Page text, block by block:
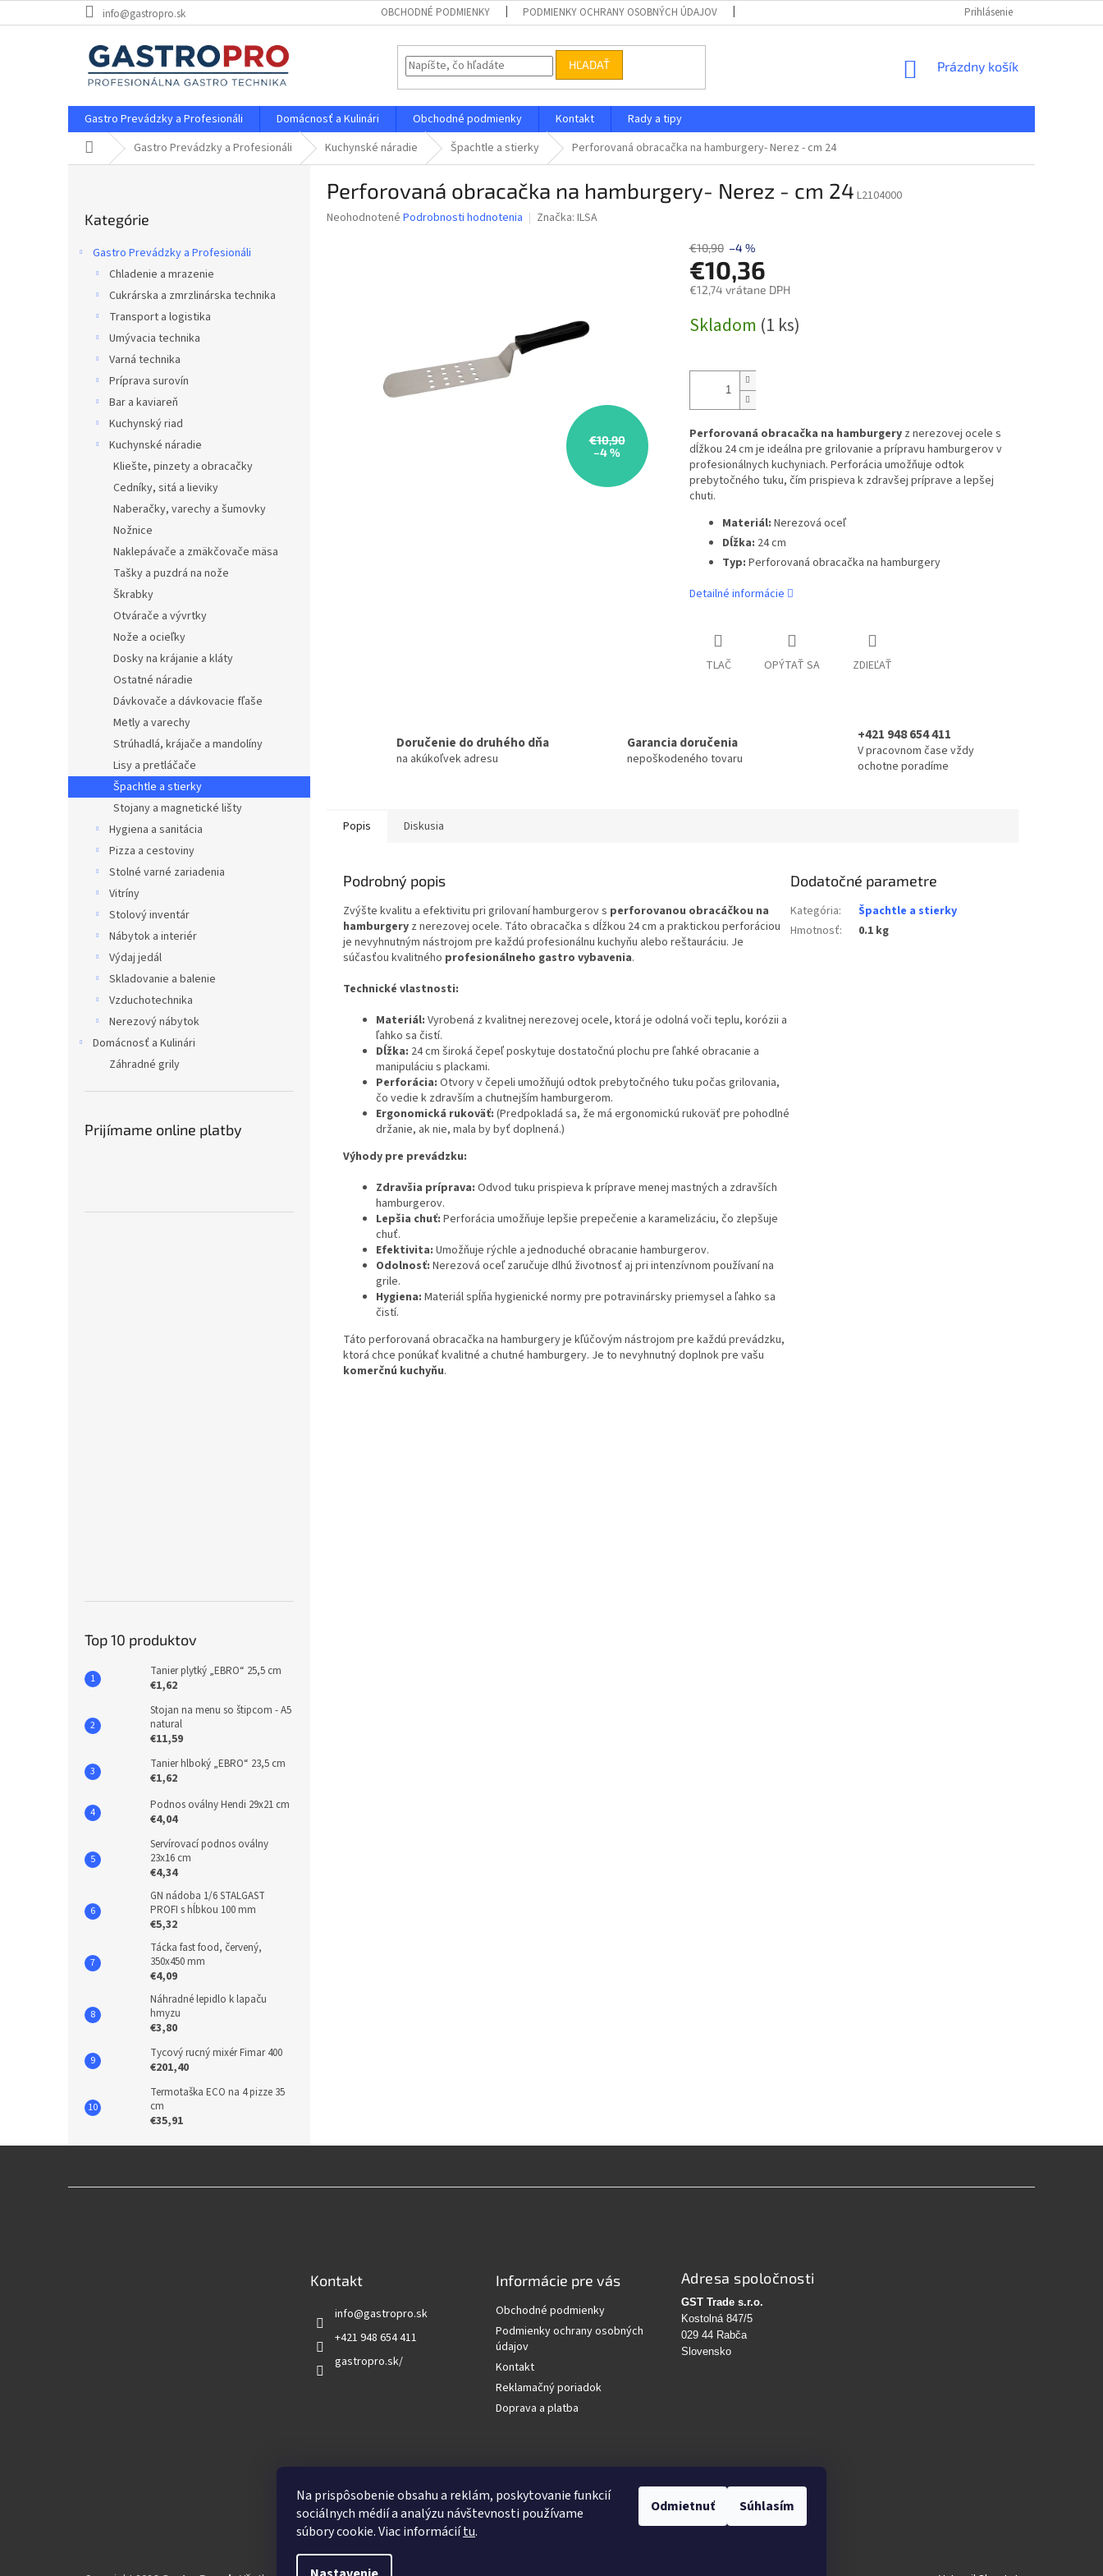
Na prispôsobenie obsahu a reklám, poskytovanie funkcií
sociálnych médií a analýzu návštevnosti používame
súbory cookie. Viac informáciítu.
Odmietnuť Súhlasím
na
info@gastropro.sk OBCHODNÉ PODMIENKY PODMIENKY OCHRANY OSOBNÝCH ÚDAJOV DOPRAVA A PLATBA
Prihlásenie
HĽADAŤ
NÁKUPNÝ
Prázdny košík
Gastro Prevádzky a Profesionáli Domácnosť a Kulinári Obchodné podmienky Kontakt
Rady a tipy
Domov Gastro Prevádzky a Profesionáli Kuchynské náradie Špachtle a stierky Perforovaná obracačka na hamburgery- Nerez - cm 24
kategórie
Kategórie
Gastro Prevádzky a Profesionáli
Chladenie a mrazenie
Cukrárska a zmrzlinárska technika
Transport a logistika
Umývacia technika
Varná technika
Príprava surovín
Bar a kaviareň
Kuchynský riad
Kuchynské náradie
Kliešte, pinzety a obracačky
Cedníky, sitá a lieviky
Naberačky, varechy a šumovky
Nožnice
Naklepávače a zmäkčovače mäsa
Tašky a puzdrá na nože
Škrabky
Otvárače a vývrtky
Nože a ocieľky
Dosky na krájanie a kláty
Ostatné náradie
Dávkovače a dávkovacie fľaše
Metly a varechy
Strúhadlá, krájače a mandolíny
Lisy a pretláčače
Špachtle a stierky
Stojany a magnetické lišty
Hygiena a sanitácia
Pizza a cestoviny
Stolné varné zariadenia
Vitríny
Stolový inventár
Nábytok a interiér
Výdaj jedál
Skladovanie a balenie
Vzduchotechnika
Nerezový nábytok
Domácnosť a Kulinári
Záhradné grily
Prijímame online platby
Top 10 produktov
Tanier plytký „EBRO“ 25,5 cm
€1,62
Stojan na menu so štipcom - A5
natural
€11,59
Tanier hlboký „EBRO“ 23,5 cm
€1,62
Podnos oválny Hendi 29x21 cm
€4,04
Servírovací podnos oválny
23x16 cm
€4,34
GN nádoba 1/6 STALGAST
PROFI s hĺbkou 100 mm
€5,32
Tácka fast food, červený,
350x450 mm
€4,09
Náhradné lepidlo k lapaču
hmyzu
€3,80
Tycový rucný mixér Fimar 400
€201,40
Termotaška ECO na 4 pizze 35
cm
€35,91
Perforovaná obracačka na hamburgery- Nerez - cm 24 L2104000
Priemerné
Neohodnotené Podrobnosti hodnotenia Značka: ILSA
€10,90
–4 %
€10,90 –4 %
€10,36
€12,74 vrátane DPH
cena:
Skladom (1 ks)
Perforovaná obracačka na hamburgeryz nerezovej ocele s
dĺžkou 24 cm je ideálna pre grilovanie a prípravu hamburgerov v
profesionálnych kuchyniach. Perforácia umožňuje odtok
prebytočného tuku, čím prispieva k zdravšej príprave a lepšej
chuti.
Materiál: Nerezová oceľ
Dĺžka: 24 cm
Typ: Perforovaná obracačka na hamburgery
Detailné informácie
TLAČ OPÝTAŤ SA ZDIEĽAŤ
Doručenie do druhého dňa
na akúkoľvek adresu
Garancia doručenia
nepoškodeného tovaru
+421 948 654 411
V pracovnom čase vždy
ochotne poradíme
Popis Diskusia
Podrobný popis
Zvýšte kvalitu a efektivitu pri grilovaní hamburgerov s perforovanou obracáčkou na
hamburgery z nerezovej ocele. Táto obracačka s dĺžkou 24 cm a praktickou perforáciou
je nevyhnutným nástrojom pre každú profesionálnu kuchyňu alebo reštauráciu. Je
súčasťou kvalitného profesionálneho gastro vybavenia.
Technické vlastnosti:
Materiál: Vyrobená z kvalitnej nerezovej ocele, ktorá je odolná voči teplu, korózii a
ľahko sa čistí.
Dĺžka: 24 cm široká čepeľ poskytuje dostatočnú plochu pre ľahké obracanie a
manipuláciu s plackami.
Perforácia: Otvory v čepeli umožňujú odtok prebytočného tuku počas grilovania,
čo vedie k zdravším a chutnejším hamburgerom.
Ergonomická rukoväť: (Predpokladá sa, že má ergonomickú rukoväť pre pohodlné
držanie, ak nie, mala by byť doplnená.)
Výhody pre prevádzku:
Zdravšia príprava: Odvod tuku prispieva k príprave menej mastných a zdravších
hamburgerov.
Lepšia chuť: Perforácia umožňuje lepšie prepečenie a karamelizáciu, čo zlepšuje
chuť.
Efektivita: Umožňuje rýchle a jednoduché obracanie hamburgerov.
Odolnosť: Nerezová oceľ zaručuje dlhú životnosť aj pri intenzívnom používaní na
grile.
Hygiena: Materiál spĺňa hygienické normy pre potravinársky priemysel a ľahko sa
čistí.
Táto perforovaná obracačka na hamburgery je kľúčovým nástrojom pre každú prevádzku,
ktorá chce ponúkať kvalitné a chutné hamburgery. Je to nevyhnutný doplnok pre vašu
komerčnú kuchyňu.
Dodatočné parametre
Kategória:
Špachtle a stierky
Hmotnosť: 0.1 kg
Kontakt
info@gastropro.sk
+421 948 654 411
gastropro.sk/
Informácie pre vás
Obchodné podmienky
Podmienky ochrany osobných
údajov
Kontakt
Reklamačný poriadok
Doprava a platba
Adresa spoločnosti
GST Trade s.r.o.
Kostolná 847/5
029 44 Rabča
Slovensko
HĽADAŤ